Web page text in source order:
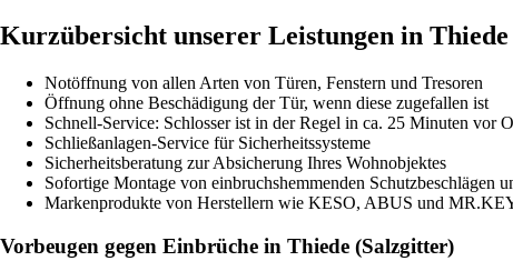
Kurzübersicht unserer Leistungen in Thiede
Notöffnung von allen Arten von Türen, Fenstern und Tresoren
Öffnung ohne Beschädigung der Tür, wenn diese zugefallen ist
Schnell-Service: Schlosser ist in der Regel in ca. 25 Minuten vor
Schließanlagen-Service für Sicherheitssysteme
Sicherheitsberatung zur Absicherung Ihres Wohnobjektes
Sofortige Montage von einbruchshemmenden Schutzbeschlägen
Markenprodukte von Herstellern wie KESO, ABUS und
Vorbeugen gegen Einbrüche in Thiede (Salzgitter)